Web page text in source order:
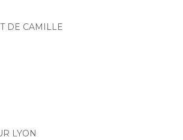
DE CAMILLE
LYON